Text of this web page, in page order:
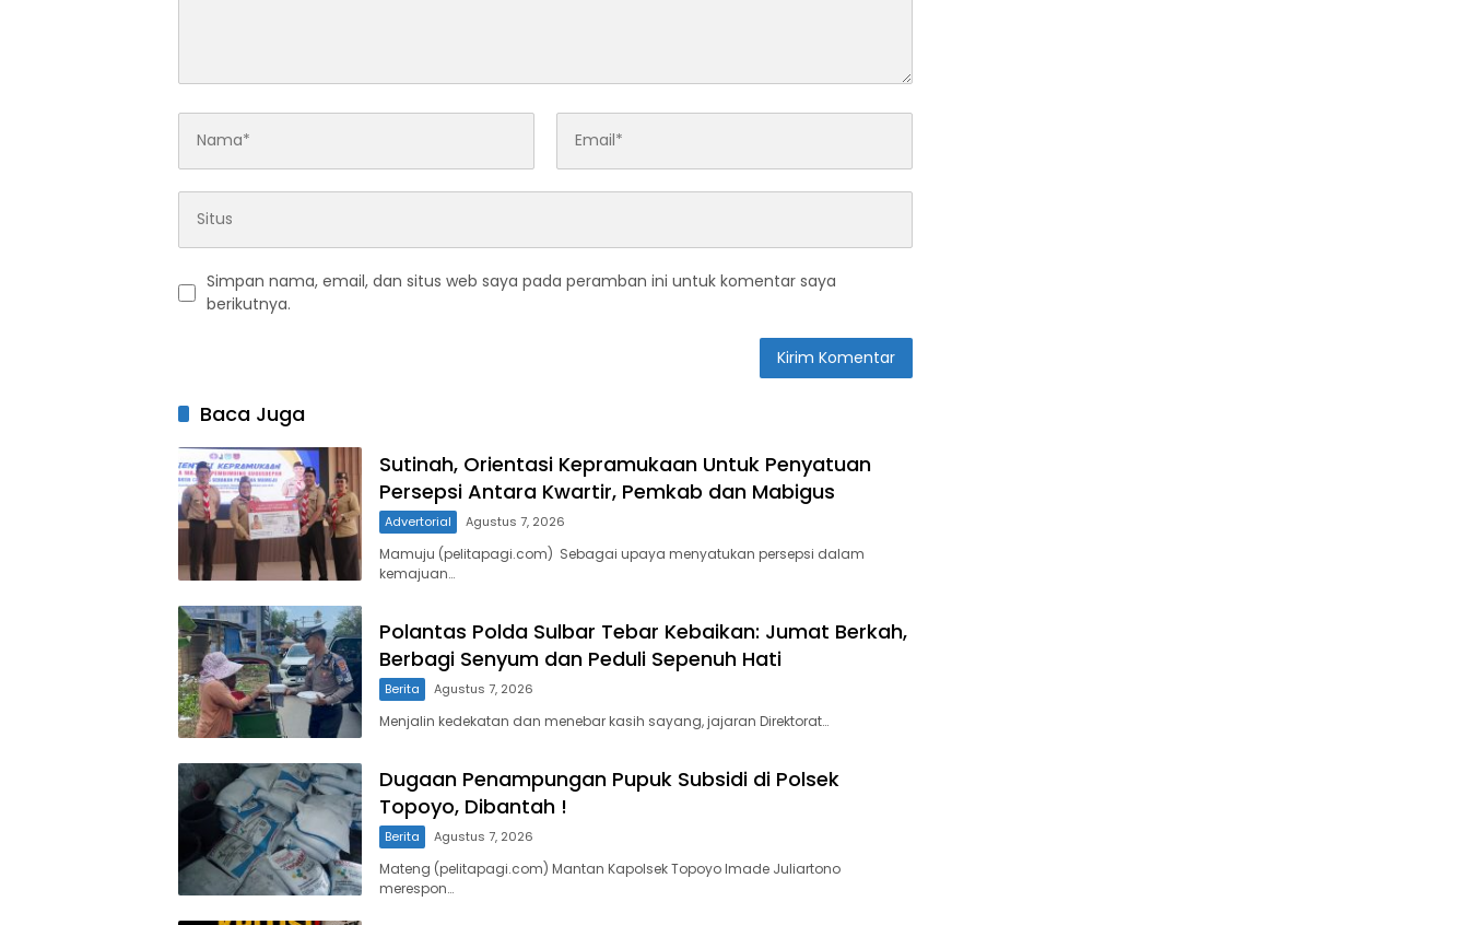
Simpan nama, email, dan situs web saya pada peramban ini untuk komentar saya
berikutnya.
Baca Juga
Sutinah, Orientasi Kepramukaan Untuk Penyatuan
Persepsi Antara Kwartir, Pemkab dan Mabigus
Advertorial Agustus 7, 2026
Mamuju (pelitapagi.com) Sebagai upaya menyatukan persepsi dalam
kemajuan…
Polantas Polda Sulbar Tebar Kebaikan: Jumat Berkah,
Berbagi Senyum dan Peduli Sepenuh Hati
Berita Agustus 7, 2026
Menjalin kedekatan dan menebar kasih sayang, jajaran Direktorat…
Dugaan Penampungan Pupuk Subsidi di Polsek
Topoyo, Dibantah !
Berita Agustus 7, 2026
Mateng (pelitapagi.com) Mantan Kapolsek Topoyo Imade Juliartono
merespon…